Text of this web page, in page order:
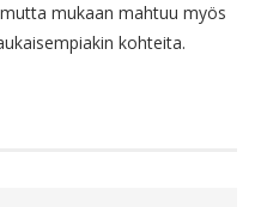
mukaan mahtuu myös
kohteita.